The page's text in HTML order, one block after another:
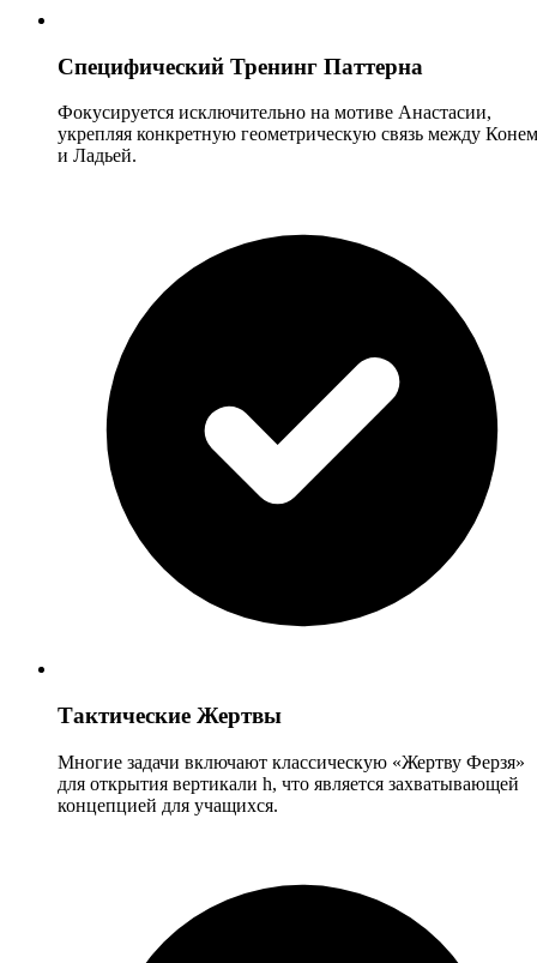
Специфический Тренинг Паттерна
Фокусируется исключительно на мотиве Анастасии,
укрепляя конкретную геометрическую связь между Конем
и Ладьей.
Тактические Жертвы
Многие задачи включают классическую «Жертву Ферзя»
для открытия вертикали h, что является захватывающей
концепцией для учащихся.